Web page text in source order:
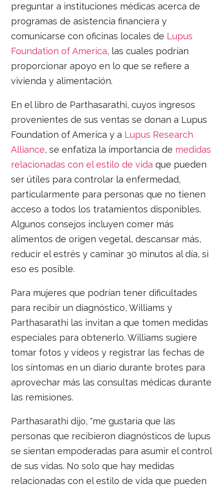
preguntar a instituciones médicas acerca de
programas de asistencia financiera y
comunicarse con oficinas locales de Lupus
Foundation of America, las cuales podrían
proporcionar apoyo en lo que se refiere a
vivienda y alimentación.
En el libro de Parthasarathi, cuyos ingresos
provenientes de sus ventas se donan a Lupus
Foundation of America y a Lupus Research
Alliance, se enfatiza la importancia de medidas
relacionadas con el estilo de vida que pueden
ser útiles para controlar la enfermedad,
particularmente para personas que no tienen
acceso a todos los tratamientos disponibles.
Algunos consejos incluyen comer más
alimentos de origen vegetal, descansar más,
reducir el estrés y caminar 30 minutos al día, si
eso es posible.
Para mujeres que podrían tener dificultades
para recibir un diagnóstico, Williams y
Parthasarathi las invitan a que tomen medidas
especiales para obtenerlo. Williams sugiere
tomar fotos y vídeos y registrar las fechas de
los síntomas en un diario durante brotes para
aprovechar más las consultas médicas durante
las remisiones.
Parthasarathi dijo, "me gustaría que las
personas que recibieron diagnósticos de lupus
se sientan empoderadas para asumir el control
de sus vidas. No solo que hay medidas
relacionadas con el estilo de vida que pueden